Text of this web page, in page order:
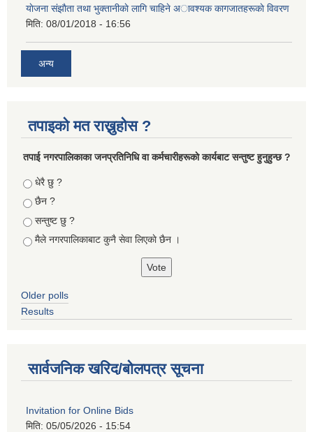
याेजना संझाैता तथा भुक्तानीकाे लागि चाहिने अावश्यक कागजातहरूकाे विवरण
मिति: 08/01/2018 - 16:56
अन्य
तपाइको मत राख्नुहोस ?
तपा‌ई नगरपालिकाका जनप्रतिनिधि वा कर्मचारीहरूकाे कार्यबाट सन्तुष्ट हुनुहुन्छ ?
Choices
धेरै छु ?
छैन ?
सन्तुष्ट छु ?
मैले नगरपालिकाबाट कुनै सेवा लिएकाे छैन ।
Older polls
Results
सार्वजनिक खरिद/बोलपत्र सूचना
Invitation for Online Bids
मिति: 05/05/2026 - 15:54